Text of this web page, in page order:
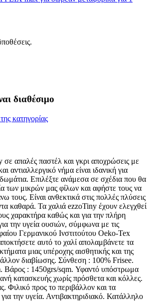
διαθέσιμο
κατηγορίας
απαλές παστέλ και γκρι αποχρώσεις με
αντιαλλεργικό νήμα είναι ιδανική για
δωμάτια. Επιλέξτε ανάμεσα σε σχέδια που θα
των μικρών μας φίλων και αφήστε τους να
τους. Είναι ανθεκτικά στις πολλές πλύσεις
καθαρά. Τα χαλιά ezzoTiny έχουν ελεγχθεί
χαρακτήρα καθώς και για την πλήρη
την υγεία ουσιών, σύμφωνα με τις
Γερμανικού Ινστιτούτου Oeko-Tex
αυτό το χαλί απολαμβάνετε τα
μιας υπέροχης αισθητικής και της
διαβίωσης. Σύνθεση : 100% Frisee.
: 1450grs/sqm. Υφαντό υπόστρωμα
κατασκευής χωρίς πρόσθετα και κόλλες.
Φιλικό προς το περιβάλλον και τα
την υγεία. Αντιβακτηριδιακό. Κατάλληλο